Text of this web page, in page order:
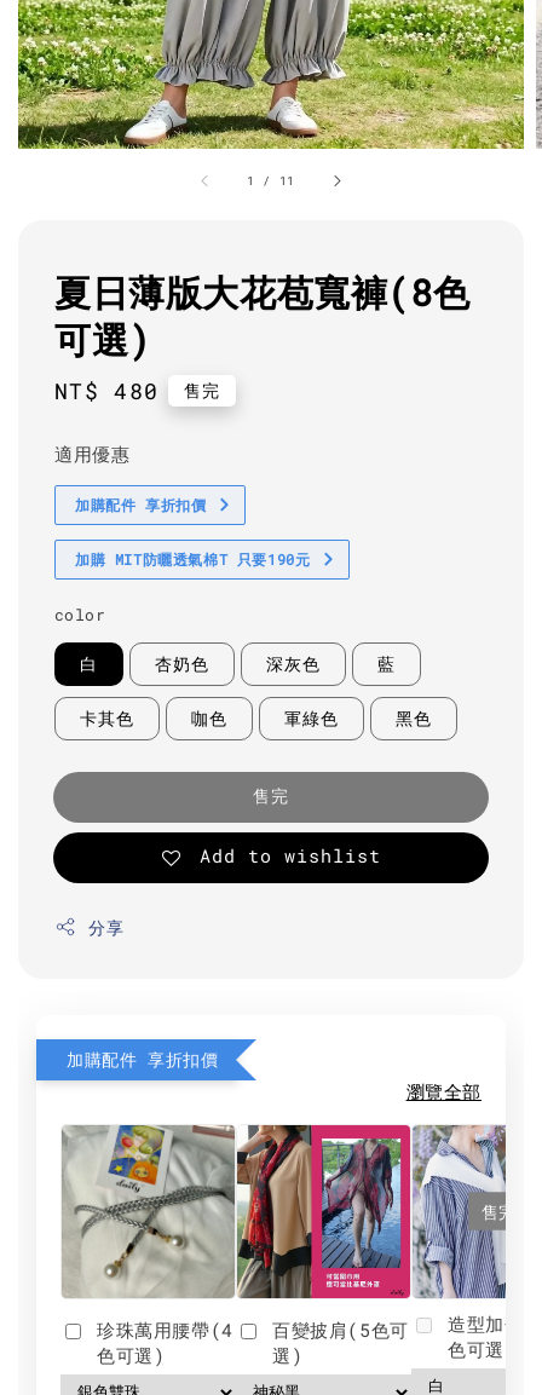
1 / 11
夏日薄版大花苞寬褲(8色
可選)
Regular
NT$ 480 售完
適用優惠
加購配件 享折扣價
加購 MIT防曬透氣棉T 只要190元
color
白 杏奶色 深灰色 藍
卡其色 咖色 軍綠色 黑色
售完
Add to wishlist
分享
加購配件 享折扣價
瀏覽全部
珍珠萬用腰帶(4
色可選)
百變披肩(5色可
選)
售完
造型加分
色可選)